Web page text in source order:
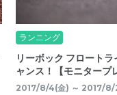
ランニング
リーボック フロート
ャンス！【モニタープ
2017/8/4(金) ～ 2017/8/